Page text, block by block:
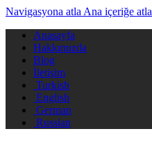
Navigasyona atla Ana içeriğe atla
Anasayfa
Hakkımızda
Blog
İletişim
Turkish
English
German
Russian